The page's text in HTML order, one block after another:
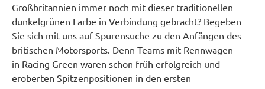
Großbritannien immer noch mit dieser traditionellen
dunkelgrünen Farbe in Verbindung gebracht? Begeben
Sie sich mit uns auf Spurensuche zu den Anfängen des
britischen Motorsports. Denn Teams mit Rennwagen
in Racing Green waren schon früh erfolgreich und
eroberten Spitzenpositionen in den ersten